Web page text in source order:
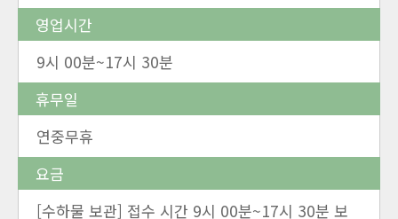
영업시간
9시 00분~17시 30분
휴무일
연중무휴
요금
[수하물 보관] 접수 시간 9시 00분~17시 30분 보